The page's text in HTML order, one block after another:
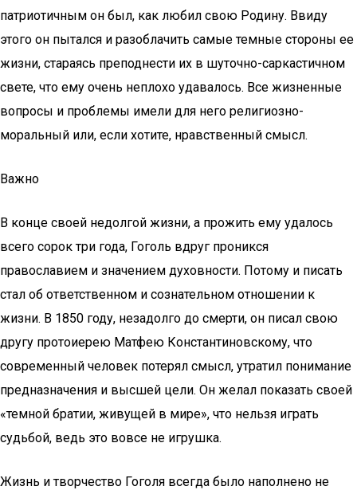
патриотичным он был, как любил свою Родину. Ввиду
этого он пытался и разоблачить самые темные стороны ее
жизни, стараясь преподнести их в шуточно-саркастичном
свете, что ему очень неплохо удавалось. Все жизненные
вопросы и проблемы имели для него религиозно-
моральный или, если хотите, нравственный смысл.
Важно
В конце своей недолгой жизни, а прожить ему удалось
всего сорок три года, Гоголь вдруг проникся
православием и значением духовности. Потому и писать
стал об ответственном и сознательном отношении к
жизни. В 1850 году, незадолго до смерти, он писал свою
другу протоиерею Матфею Константиновскому, что
современный человек потерял смысл, утратил понимание
предназначения и высшей цели. Он желал показать своей
«темной братии, живущей в мире», что нельзя играть
судьбой, ведь это вовсе не игрушка.
Жизнь и творчество Гоголя всегда было наполнено не